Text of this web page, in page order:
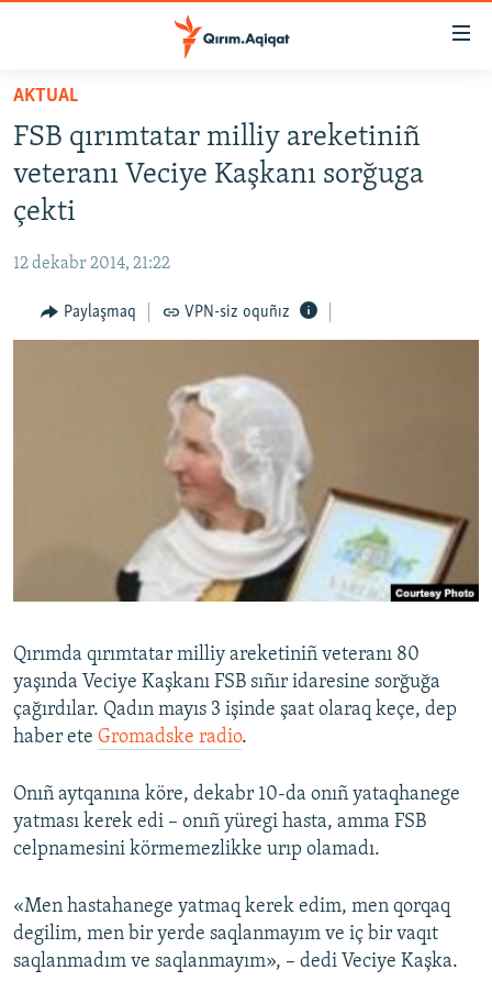
Esas
qaytmaq
Baş
navigatsiyağa
qaytmaq
Qıdıruvğa
SİYASET
İQTİSADİYAT
MEDENİYET
İNSAN AQLARI
Українською
RFE/RS bütün saytları
AKTUAL
FSB qırımtatar milliy areketiniñ
veteranı Veciye Kaşkanı sorğuga
çekti
12 dekabr 2014, 21:22
Paylaşmaq VPN-siz oquñız
Qırımda qırımtatar milliy areketiniñ veteranı 80
yaşında Veciye Kaşkanı FSB sıñır idaresine sorğuğa
çağırdılar. Qadın mayıs 3 işinde şaat olaraq keçe, dep
haber ete Gromadske radio.
Onıñ aytqanına köre, dekabr 10-da onıñ yataqhanege
yatması kerek edi – onıñ yüregi hasta, amma FSB
celpnamesini körmemezlikke urıp olamadı.
«Men hastahanege yatmaq kerek edim, men qorqaq
degilim, men bir yerde saqlanmayım ve iç bir vaqıt
saqlanmadım ve saqlanmayım», – dedi Veciye Kaşka.